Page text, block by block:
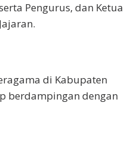
Pengurus, dan Ketua
di Kabupaten
berdampingan dengan